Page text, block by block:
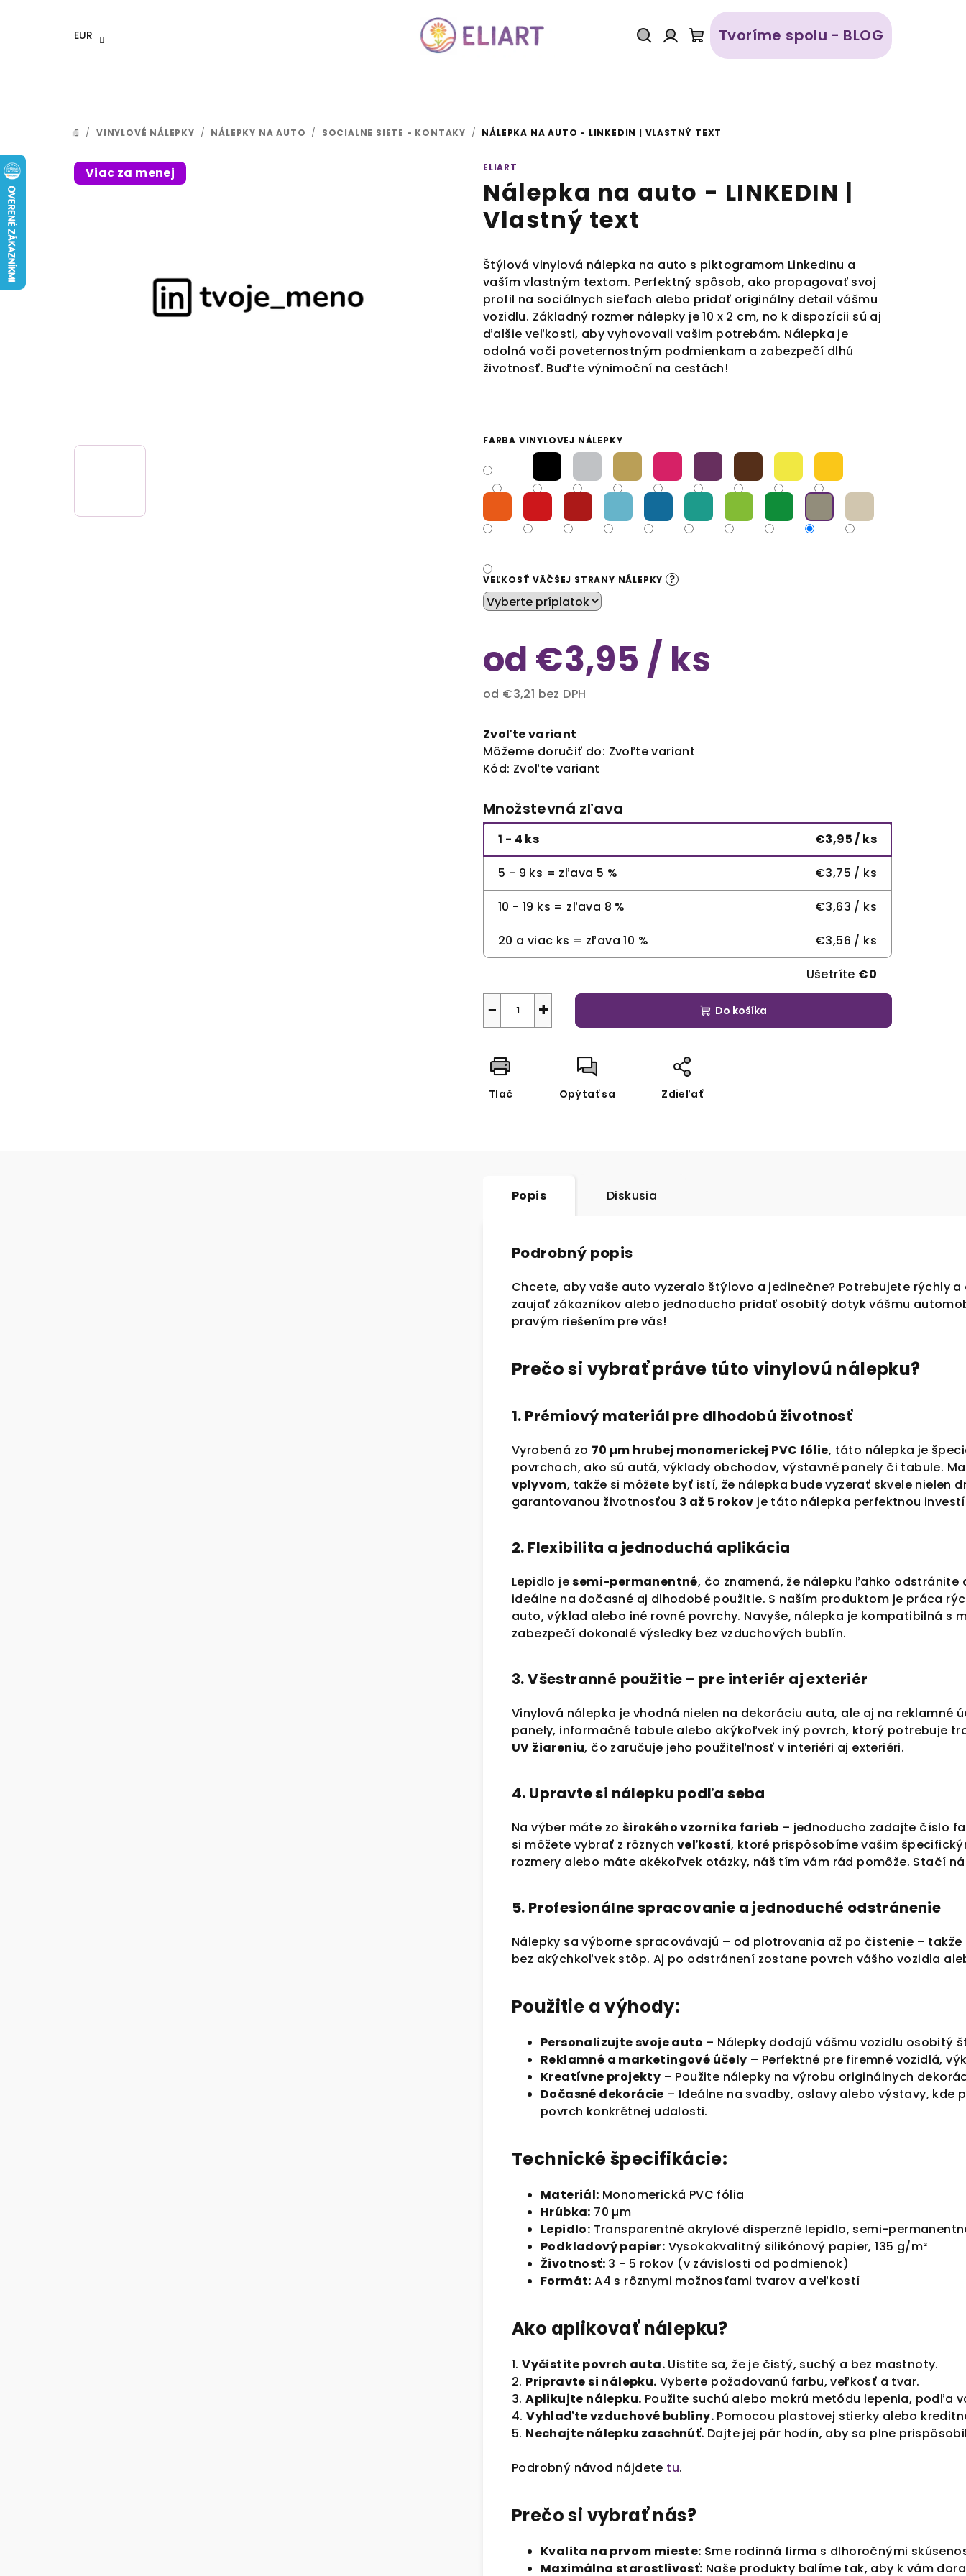
EUR
Prihlásenie
Nákupný
Tvoríme spolu - BLOG
DOMOV
/ VINYLOVÉ NÁLEPKY / NÁLEPKY NA AUTO / SOCIALNE SIETE - KONTAKY / NÁLEPKA NA AUTO - LINKEDIN | VLASTNÝ TEXT
ELIART
Nálepka na auto - LINKEDIN |
Vlastný text
Štýlová vinylová nálepka na auto s piktogramom LinkedInu a
vaším vlastným textom. Perfektný spôsob, ako propagovať svoj
profil na sociálnych sieťach alebo pridať originálny detail vášmu
vozidlu. Základný rozmer nálepky je 10 x 2 cm, no k dispozícii sú aj
ďalšie veľkosti, aby vyhovovali vašim potrebám. Nálepka je
odolná voči poveternostným podmienkam a zabezpečí dlhú
životnosť. Buďte výnimoční na cestách!
FARBA VINYLOVEJ NÁLEPKY
VEĽKOSŤ VÄČŠEJ STRANY NÁLEPKY ?
od €3,95 / ks
od €3,21 bez DPH
cena:
Zvoľte variant
Môžeme doručiť do: Zvoľte variant
Kód: Zvoľte variant
Množstevná zľava
1 - 4 ks €3,95/ ks
5 - 9 ks = zľava 5 % €3,75 / ks
10 - 19 ks = zľava 8 % €3,63 / ks
20 a viac ks = zľava 10 % €3,56 / ks
Ušetríte €0
+
− Do košíka
Tlač Opýtať sa Zdieľať
Viac za menej
Popis Diskusia
Podrobný popis
Chcete, aby vaše auto vyzeralo štýlovo a jedinečne? Potrebujete rýchly
zaujať zákazníkov alebo jednoducho pridať osobitý dotyk vášmu
pravým riešením pre vás!
Prečo si vybrať práve túto vinylovú nálepku?
1. Prémiový materiál pre dlhodobú životnosť
Vyrobená zo 70 µm hrubej monomerickej PVC fólie, táto nálepka je
povrchoch, ako sú autá, výklady obchodov, výstavné panely či tabule.
vplyvom, takže si môžete byť istí, že nálepka bude vyzerať skvele nielen
garantovanou životnosťou 3 až 5 rokov je táto nálepka perfektnou
2. Flexibilita a jednoduchá aplikácia
Lepidlo jesemi-permanentné, čo znamená, že nálepku ľahko
ideálne na dočasné aj dlhodobé použitie. S naším produktom je práca
auto, výklad alebo iné rovné povrchy. Navyše, nálepka je kompatibilná s
zabezpečí dokonalé výsledky bez vzduchových bublín.
3. Všestranné použitie – pre interiér aj exteriér
Vinylová nálepka je vhodná nielen na dekoráciu auta, ale aj na reklamné
panely, informačné tabule alebo akýkoľvek iný povrch, ktorý potrebuje
UV žiareniu, čo zaručuje jeho použiteľnosť v interiéri aj exteriéri.
4. Upravte si nálepku podľa seba
Na výber máte zo širokého vzorníka farieb – jednoducho zadajte číslo
si môžete vybrať z rôznych veľkostí, ktoré prispôsobíme vašim
rozmery alebo máte akékoľvek otázky, náš tím vám rád pomôže. Stačí
5. Profesionálne spracovanie a jednoduché odstránenie
Nálepky sa výborne spracovávajú – od plotrovania až po čistenie –
bez akýchkoľvek stôp. Aj po odstránení zostane povrch vášho vozidla
Použitie a výhody:
Personalizujte svoje auto – Nálepky dodajú vášmu vozidlu osobitý
Reklamné a marketingové účely – Perfektné pre firemné vozidlá,
Kreatívne projekty – Použite nálepky na výrobu originálnych
Dočasné dekorácie – Ideálne na svadby, oslavy alebo výstavy,
povrch konkrétnej udalosti.
Technické špecifikácie:
Materiál: Monomerická PVC fólia
Hrúbka: 70 µm
Lepidlo: Transparentné akrylové disperzné lepidlo, semi-
Podkladový papier: Vysokokvalitný silikónový papier, 135 g/m²
Životnosť: 3 - 5 rokov (v závislosti od podmienok)
Formát: A4 s rôznymi možnosťami tvarov a veľkostí
Ako aplikovať nálepku?
1.Vyčistite povrch auta. Uistite sa, že je čistý, suchý a bez mastnoty.
2. Pripravte si nálepku. Vyberte požadovanú farbu, veľkosť a tvar.
3.Aplikujte nálepku. Použite suchú alebo mokrú metódu lepenia, podľa
4.Vyhlaďte vzduchové bubliny. Pomocou plastovej stierky alebo
5. Nechajte nálepku zaschnúť. Dajte jej pár hodín, aby sa plne
Podrobný návod nájdete tu.
Prečo si vybrať nás?
Kvalita na prvom mieste: Sme rodinná firma s dlhoročnými
Maximálna starostlivosť: Naše produkty balíme tak, aby k vám